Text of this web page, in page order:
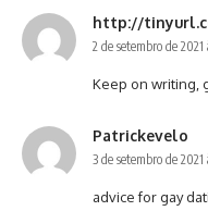
http://
2 de setembro de 2021
Keep on writing,
Patrickevelo
3 de setembro de 2021
advice for gay